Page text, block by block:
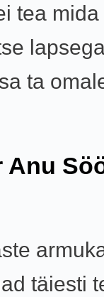
tea
ta
Anu
täiesti